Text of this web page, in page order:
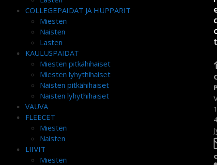
COLLEGEPAIDAT JA HUPPARIT
Miesten
Naisten
Lasten
KAULUSPAIDAT
Miesten pitkähihaiset
Miesten lyhythihaiset
Naisten pitkähihaiset
Naisten lyhythihaiset
VAUVA
FLEECET
Miesten
Naisten
LIIVIT
Miesten
t